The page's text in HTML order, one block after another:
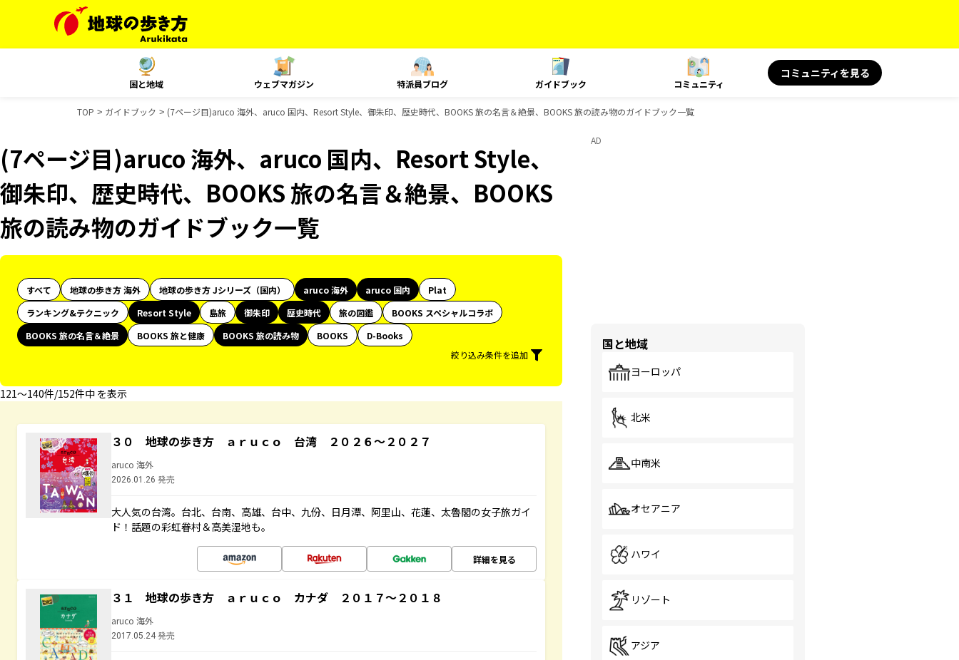
国と地域 ウェブマガジン 特派員ブログ ガイドブック コミュニティ
コミュニティを見る
TOP ガイドブック (7ページ目)aruco 海外、aruco 国内、Resort Style、御朱印、歴史時代、BOOKS 旅の名言＆絶景、BOOKS 旅の読み物のガイドブック一覧
(7ページ目)aruco 海外、aruco 国内、Resort Style、
御朱印、歴史時代、BOOKS 旅の名言＆絶景、BOOKS
旅の読み物のガイドブック一覧
すべて 地球の歩き方 海外 地球の歩き方 Jシリーズ（国内） aruco 海外 aruco 国内
Plat
ランキング&テクニック
Resort Style 島旅 御朱印 歴史時代 旅の図鑑
BOOKS スペシャルコラボ
BOOKS 旅の名言＆絶景
BOOKS 旅と健康 BOOKS 旅の読み物 BOOKS
D-Books
絞り込み条件を追加
121〜140件/152件中 を表示
３０ 地球の歩き方 ａｒｕｃｏ 台湾 ２０２６～２０２７
aruco 海外
2026.01.26 発売
大人気の台湾。台北、台南、高雄、台中、九份、日月潭、阿里山、花蓮、太魯閣の女子旅ガイ
ド！話題の彩虹眷村＆高美湿地も。
詳細を見る
３１ 地球の歩き方 ａｒｕｃｏ カナダ ２０１７～２０１８
aruco 海外
2017.05.24 発売
AD
国と地域
ヨーロッパ
北米
中南米
オセアニア
ハワイ
リゾート
アジア